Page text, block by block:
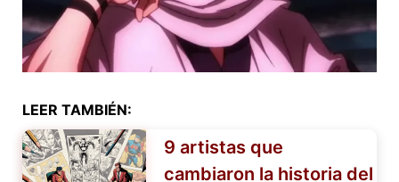
LEER TAMBIÉN:
9 artistas que
cambiaron la historia del